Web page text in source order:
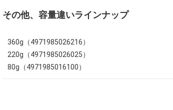
その他、容量違いラインナップ
360g（4971985026216）
220g（4971985026025）
80g（4971985016100）